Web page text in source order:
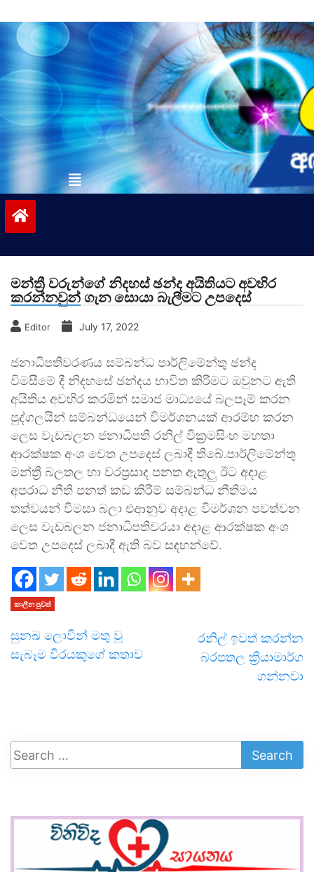
to
contentvinivida.lk
මන්ත්‍රී වරුන්ගේ නිදහස් ඡන්ද අයිතියට අවහිර
කරන්නවුන් ගැන සොයා බැලීමට උපදෙස්
Editor July 17, 2022
ජනාධිපතිවරණය සම්බන්ධ පාර්ලිමේන්තු ඡන්ද
විමසීමේ දී නිදහසේ ඡන්දය භාවිත කිරීමට ඔවුනට ඇති
අයිතිය අවහිර කරමින් සමාජ මාධ්‍යයේ බලපෑම් කරන
පුද්ගලයින් සම්බන්ධයෙන් විමර්ශනයක් ආරම්භ කරන
ලෙස වැඩබලන ජනාධිපති රනිල් වික්‍රමසිංහ මහතා
ආරක්ෂක අංශ වෙත උපදෙස් ලබාදී තිබේ.පාර්ලිමේන්තු
මන්ත්‍රී බලතල හා වරප්‍රසාද පනත ඇතුලු ඊට අදාළ
අපරාධ නීති පනත් කඩ කිරීම් සම්බන්ධ නීතිමය
තත්වයන් විමසා බලා එආනුව අදාළ විමර්ශන පවත්වන
ලෙස වැඩබලන ජනාධිපතිවරයා අදාළ ආරක්ෂක අංශ
වෙත උපදෙස් ලබාදී ඇති බව සඳහන්වේ.
කාලීන පුවත්
සුනඛ ලොවින් මතු වූ
සැබෑම වීරයකුගේ කතාව
රනිල් ඉවත් කරන්න
බරපතල ක්‍රියාමාර්ග
ගන්නවා